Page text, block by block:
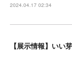
2024.04.17 02:34